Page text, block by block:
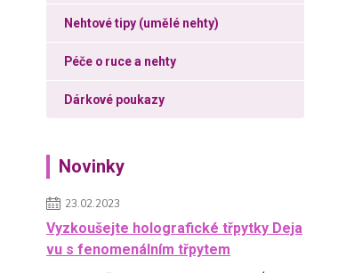
Nehtové tipy (umělé nehty)
Péče o ruce a nehty
Dárkové poukazy
Novinky
23.02.2023
Vyzkoušejte holografické třpytky Deja
vu s fenomenálním třpytem